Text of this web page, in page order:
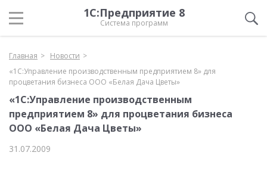
1С:Предприятие 8
Система программ
Главная
Новости
«1С:Управление производственным предприятием 8» для
процветания бизнеса ООО «Белая Дача Цветы»
«1С:Управление производственным
предприятием 8» для процветания бизнеса
ООО «Белая Дача Цветы»
31.07.2009